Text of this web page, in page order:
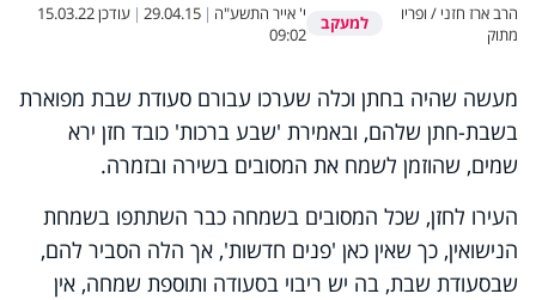
הרב ארז חזני / ופריו
מתוק
למעקב י' אייר התשע"ה |
29.04.15
| עודכן15.03.22
09:02
מעשה שהיה בחתן וכלה שערכו עבורם סעודת שבת מפוארת
בשבת-חתן שלהם, ובאמירת 'שבע ברכות' כובד חזן ירא
שמים, שהוזמן לשמח את המסובים בשירה ובזמרה.
העירו לחזן, שכל המסובים בשמחה כבר השתתפו בשמחת
הנישואין, כך שאין כאן 'פנים חדשות', אך הלה הסביר להם,
שבסעודת שבת, בה יש ריבוי בסעודה ותוספת שמחה, אין